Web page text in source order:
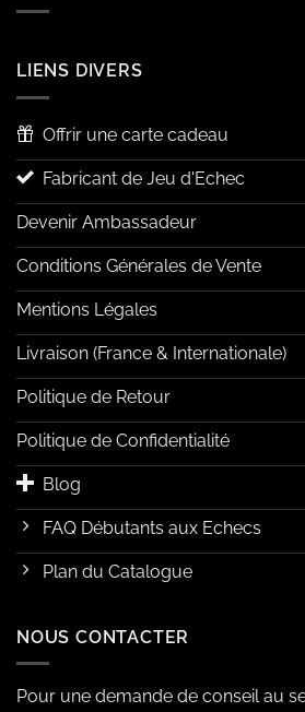
LIENS DIVERS
Offrir une carte cadeau
Fabricant de Jeu d'Echec
Devenir Ambassadeur
Conditions Générales de Vente
Mentions Légales
Livraison (France & Internationale)
Politique de Retour
Politique de Confidentialité
Blog
FAQ Débutants aux Echecs
Plan du Catalogue
NOUS CONTACTER
Pour une demande de conseil au